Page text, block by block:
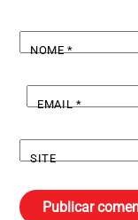
NOME*
EMAIL*
SITE